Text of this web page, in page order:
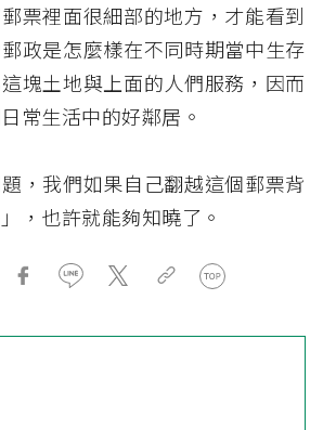
票裡面很細部的地方，才能看到
政是怎麼樣在不同時期當中生存
塊土地與上面的人們服務，因而
常生活中的好鄰居。
，我們如果自己翻越這個郵票背
，也許就能夠知曉了。